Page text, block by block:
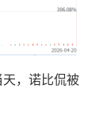
，诺比侃被